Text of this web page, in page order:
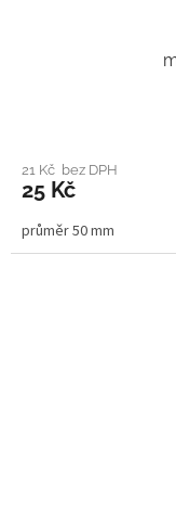
21 Kč bez DPH
25 Kč
průměr 50 mm